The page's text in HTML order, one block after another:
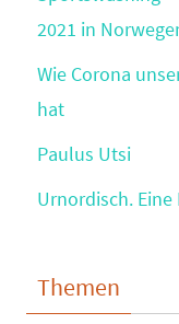
2021 in
Wie Corona
hat
Paulus Utsi
Urnordisch.
Themen